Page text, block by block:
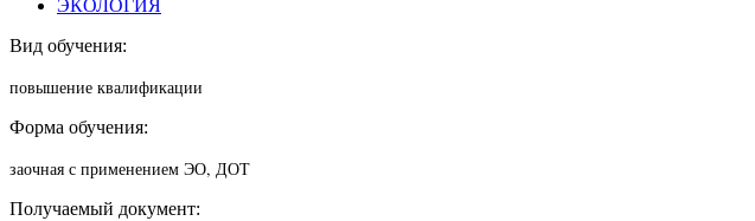
ЭКОЛОГИЯ
Вид обучения:
повышение квалификации
Форма обучения:
заочная с применением ЭО, ДОТ
Получаемый документ: